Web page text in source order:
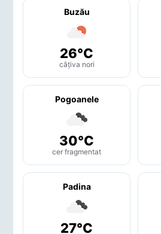
Buzău
26°C
câțiva nori
Pogoanele
30°C
cer fragmentat
Padina
27°C